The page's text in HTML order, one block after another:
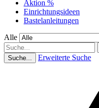
Aktion %
Einrichtungsideen
Bastelanleitungen
Alle
Suche... Erweiterte Suche